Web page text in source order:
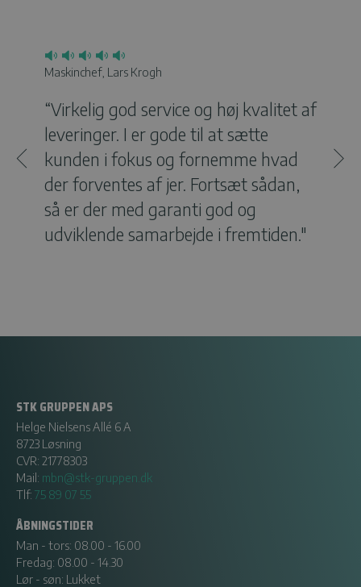
Maskinchef, Lars Krogh
“Virkelig god service og høj kvalitet af
leveringer. I er gode til at sætte
kunden i fokus og fornemme hvad
der forventes af jer. Fortsæt sådan,
så er der med garanti god og
udviklende samarbejde i fremtiden."
STK GRUPPEN APS
Helge Nielsens Allé 6 A
8723 Løsning
CVR: 21778303
Mail: mbn@stk-gruppen.dk
Tlf: 75 89 07 55
ÅBNINGSTIDER
Man - tors: 08.00 - 16.00
Fredag: 08.00 - 14.30
Lør - søn: Lukket